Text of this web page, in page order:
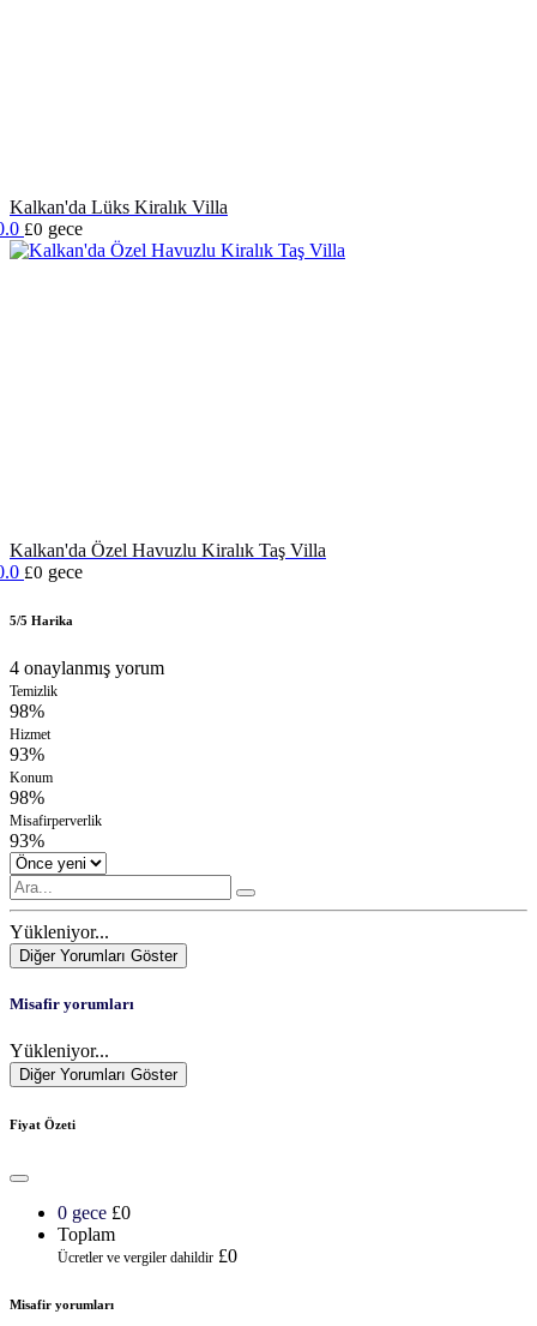
Kalkan'da Lüks Kiralık Villa
£0 gece
Kalkan'da Özel Havuzlu Kiralık Taş Villa
£0 gece
5/5 Harika
4 onaylanmış yorum
Temizlik
98%
Hizmet
93%
Konum
98%
Misafirperverlik
93%
Yükleniyor...
Diğer Yorumları Göster
Misafir yorumları
Yükleniyor...
Diğer Yorumları Göster
Fiyat Özeti
0 gece £0
Toplam
Ücretler ve vergiler dahildir £0
Misafir yorumları